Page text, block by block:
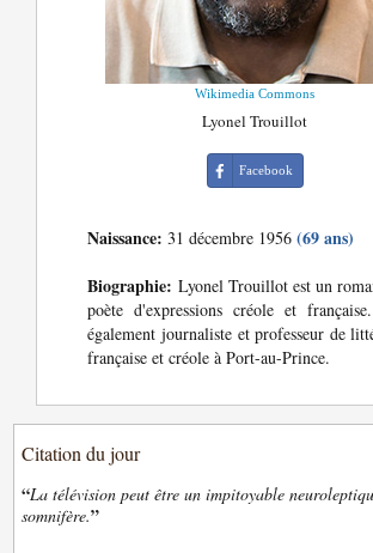
Wikimedia Commons
Lyonel Trouillot
Facebook
Naissance: 31 décembre 1956(69 ans)
Biographie: Lyonel Trouillot est un
poète d'expressions créole et
également journaliste et professeur de
française et créole à Port-au-Prince.
Citation du jour
“La télévision peut être un impitoyable
somnifère.”